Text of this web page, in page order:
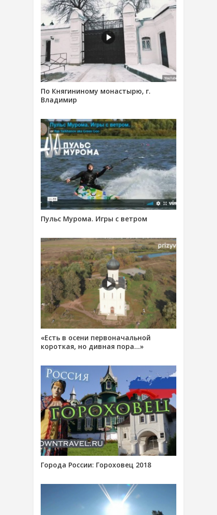
По Княгининому монастырю, г.
Владимир
Пульс Мурома. Игры с ветром
«Есть в осени первоначальной
короткая, но дивная пора…»
Города России: Гороховец 2018